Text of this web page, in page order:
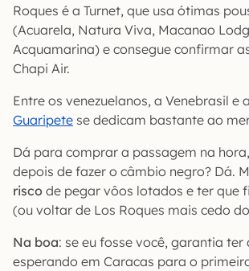
Roques é a Turnet, que usa ótimas
(Acuarela, Natura Viva, Macanao
Acquamarina) e consegue confirmar
Chapi Air.
Entre os venezuelanos, a Venebrasil e a
Guaripete se dedicam bastante ao
Dá para comprar a passagem na
depois de fazer o câmbio negro? Dá.
risco de pegar vôos lotados e ter que
(ou voltar de Los Roques mais cedo
Na boa: se eu fosse você, garantia ter
esperando em Caracas para o